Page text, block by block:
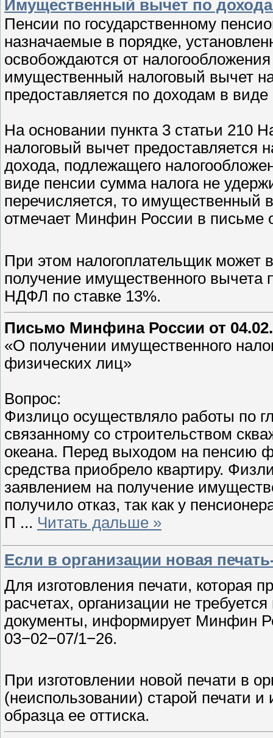
Имущественный вычет по
Пенсии по государственному
назначаемые в порядке,
освобождаются от
имущественный налоговый вычет
предоставляется по доходам в
На основании пункта 3 статьи 210
налоговый вычет предоставляется
дохода, подлежащего
виде пенсии сумма налога не
перечисляется, то имущественный
отмечает Минфин России в письме
При этом налогоплательщик может
получение имущественного
НДФЛ по ставке 13%.
Письмо Минфина России от
«О получении имущественного
физических лиц»
Вопрос:
Физлицо осуществляло работы по
связанному со строительством
океана. Перед выходом на пенсию
средства приобрело квартиру.
заявлением на получение
получило отказ, так как у
П ... Читать дальше »
Если в организации новая
Для изготовления печати, которая
расчетах, организации не
документы, информирует Минфин
03−02−07/1−26.
При изготовлении новой печати в
(неиспользовании) старой печати
образца ее оттиска.